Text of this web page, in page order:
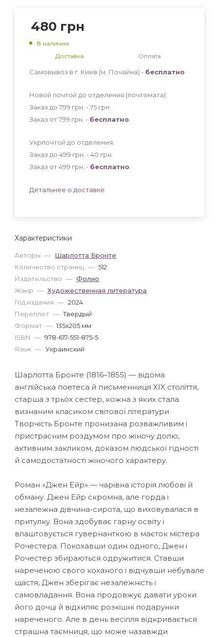
Характеристики
Авторы — Шарлотта Бронте
Количество страниц — 512
Издательство — Фолио
Жанр — Художественная литература
Год издания — 2024
Переплет — Твердый
Формат — 135x205 мм
ISBN — 978-617-551-875-5
Язык — Украинский
480 грн
В наличии
Доставка
Оплата
Самовывоз в г. Киев (м. Почайна) - бесплатно
Новой почтой до отделения (почтомата):
Заказ до 799 грн. - 75 грн
Заказ от 799 грн. - бесплатно
Укрпочтой до отделения:
Заказ до 499 грн. - 40 грн
Заказ от 499 грн. - бесплатно
Детальнее о доставке
Шарлотта Бронте (1816–1855) — відома
англійська поетеса й письменниця XIX століття,
старша з трьох сестер, кожна з яких стала
визнаним класиком світової літератури.
Творчість Бронте пронизана розважливим і
пристрасним роздумом про жіночу долю,
активним закликом, доказом людської гідності
й самодостатності жіночого характеру.
Роман «Джен Ейр» — чарівна історія любові й
обману. Джен Ейр скромна, але горда і
незалежна дівчина-сирота, що виховувалася в
притулку. Вона здобуває гарну освіту і
влаштовується гувернанткою в маєток містера
Рочестера. Покохавши один одного, Джен і
Рочестер збираються одружитися. Ставши
нареченою свого коханого і відчувши небувале
щастя, Джен зберігає незалежність і
самовладання. Вона продовжує давати уроки
його дочці й відхиляє розкішні подарунки
нареченого. Але в день весілля відкривається
страшна таємниця, що може назавжди